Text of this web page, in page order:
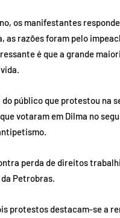
os manifestantes
as razões foram pelo
é que a grande
público que protestou na
votaram em Dilma no
perda de direitos
Petrobras.
protestos destacam-se a